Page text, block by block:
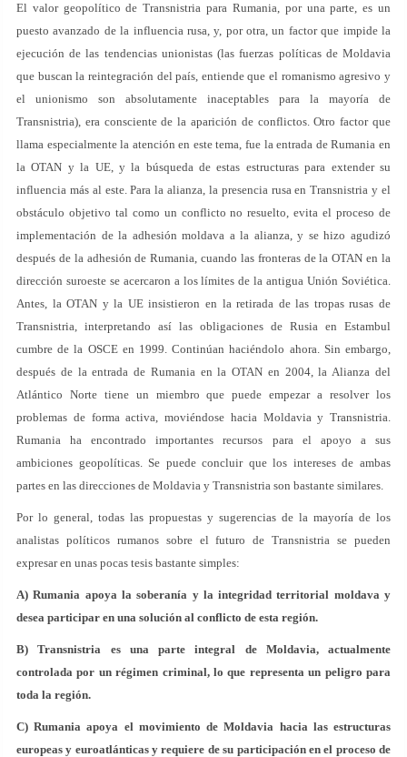
El valor geopolítico de Transnistria para Rumania, por una parte, es un
puesto avanzado de la influencia rusa, y, por otra, un factor que impide la
ejecución de las tendencias unionistas (las fuerzas políticas de Moldavia
que buscan la reintegración del país, entiende que el romanismo agresivo y
el unionismo son absolutamente inaceptables para la mayoría de
Transnistria), era consciente de la aparición de conflictos. Otro factor que
llama especialmente la atención en este tema, fue la entrada de Rumania en
la OTAN y la UE, y la búsqueda de estas estructuras para extender su
influencia más al este. Para la alianza, la presencia rusa en Transnistria y el
obstáculo objetivo tal como un conflicto no resuelto, evita el proceso de
implementación de la adhesión moldava a la alianza, y se hizo agudizó
después de la adhesión de Rumania, cuando las fronteras de la OTAN en la
dirección suroeste se acercaron a los límites de la antigua Unión Soviética.
Antes, la OTAN y la UE insistieron en la retirada de las tropas rusas de
Transnistria, interpretando así las obligaciones de Rusia en Estambul
cumbre de la OSCE en 1999. Continúan haciéndolo ahora. Sin embargo,
después de la entrada de Rumania en la OTAN en 2004, la Alianza del
Atlántico Norte tiene un miembro que puede empezar a resolver los
problemas de forma activa, moviéndose hacia Moldavia y Transnistria.
Rumania ha encontrado importantes recursos para el apoyo a sus
ambiciones geopolíticas. Se puede concluir que los intereses de ambas
partes en las direcciones de Moldavia y Transnistria son bastante similares.
Por lo general, todas las propuestas y sugerencias de la mayoría de los
analistas políticos rumanos sobre el futuro de Transnistria se pueden
expresar en unas pocas tesis bastante simples:
A) Rumania apoya la soberanía y la integridad territorial moldava y
desea participar en una solución al conflicto de esta región.
B) Transnistria es una parte integral de Moldavia, actualmente
controlada por un régimen criminal, lo que representa un peligro para
toda la región.
C) Rumania apoya el movimiento de Moldavia hacia las estructuras
europeas y euroatlánticas y requiere de su participación en el proceso de